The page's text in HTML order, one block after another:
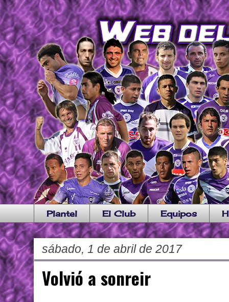
Plantel El Club Equipos
sábado, 1 de abril de 2017
Volvió a sonreir